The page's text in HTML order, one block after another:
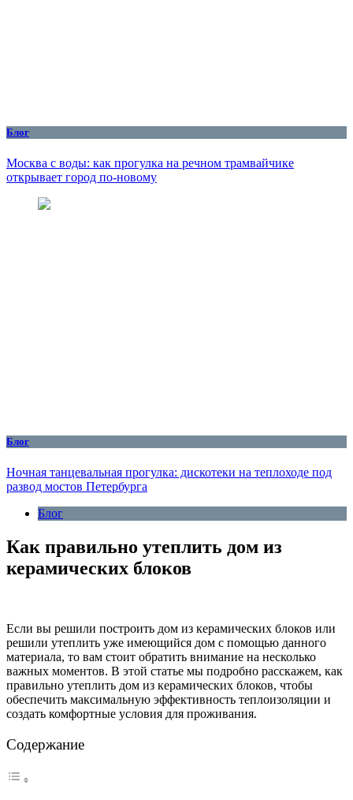
Блог
Москва с воды: как прогулка на речном трамвайчике
открывает город по‑новому
Блог
Ночная танцевальная прогулка: дискотеки на теплоходе под
развод мостов Петербурга
Блог
Как правильно утеплить дом из
керамических блоков
Если вы решили построить дом из керамических блоков или
решили утеплить уже имеющийся дом с помощью данного
материала, то вам стоит обратить внимание на несколько
важных моментов. В этой статье мы подробно расскажем, как
правильно утеплить дом из керамических блоков, чтобы
обеспечить максимальную эффективность теплоизоляции и
создать комфортные условия для проживания.
Содержание